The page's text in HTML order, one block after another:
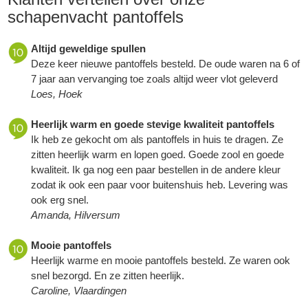
schapenvacht pantoffels
Altijd geweldige spullen
Deze keer nieuwe pantoffels besteld. De oude waren na 6 of
7 jaar aan vervanging toe zoals altijd weer vlot geleverd
Loes, Hoek
Heerlijk warm en goede stevige kwaliteit pantoffels
Ik heb ze gekocht om als pantoffels in huis te dragen. Ze
zitten heerlijk warm en lopen goed. Goede zool en goede
kwaliteit. Ik ga nog een paar bestellen in de andere kleur
zodat ik ook een paar voor buitenshuis heb. Levering was
ook erg snel.
Amanda, Hilversum
Mooie pantoffels
Heerlijk warme en mooie pantoffels besteld. Ze waren ook
snel bezorgd. En ze zitten heerlijk.
Caroline, Vlaardingen